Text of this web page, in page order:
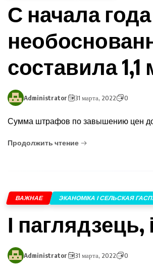
С начала
составила
Administrator 31 марта, 2022 0
Сумма штрафов по завышению цен
Продолжить чтение
ВАЖНАЕ ЭКАНОМІКА І СЕЛЬСКАЯ
І
Administrator 31 марта, 2022 0